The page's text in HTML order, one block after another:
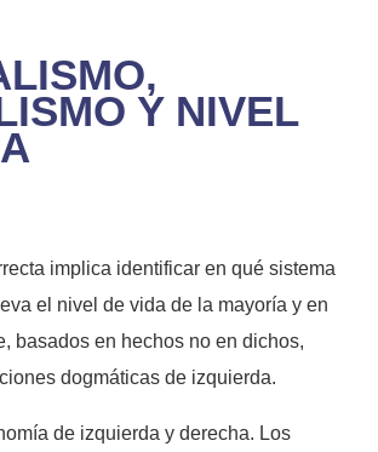
Y NIVEL
implica identificar en qué sistema
el nivel de vida de la mayoría y en
basados en hechos no en dichos,
dogmáticas de izquierda.
de izquierda y derecha. Los